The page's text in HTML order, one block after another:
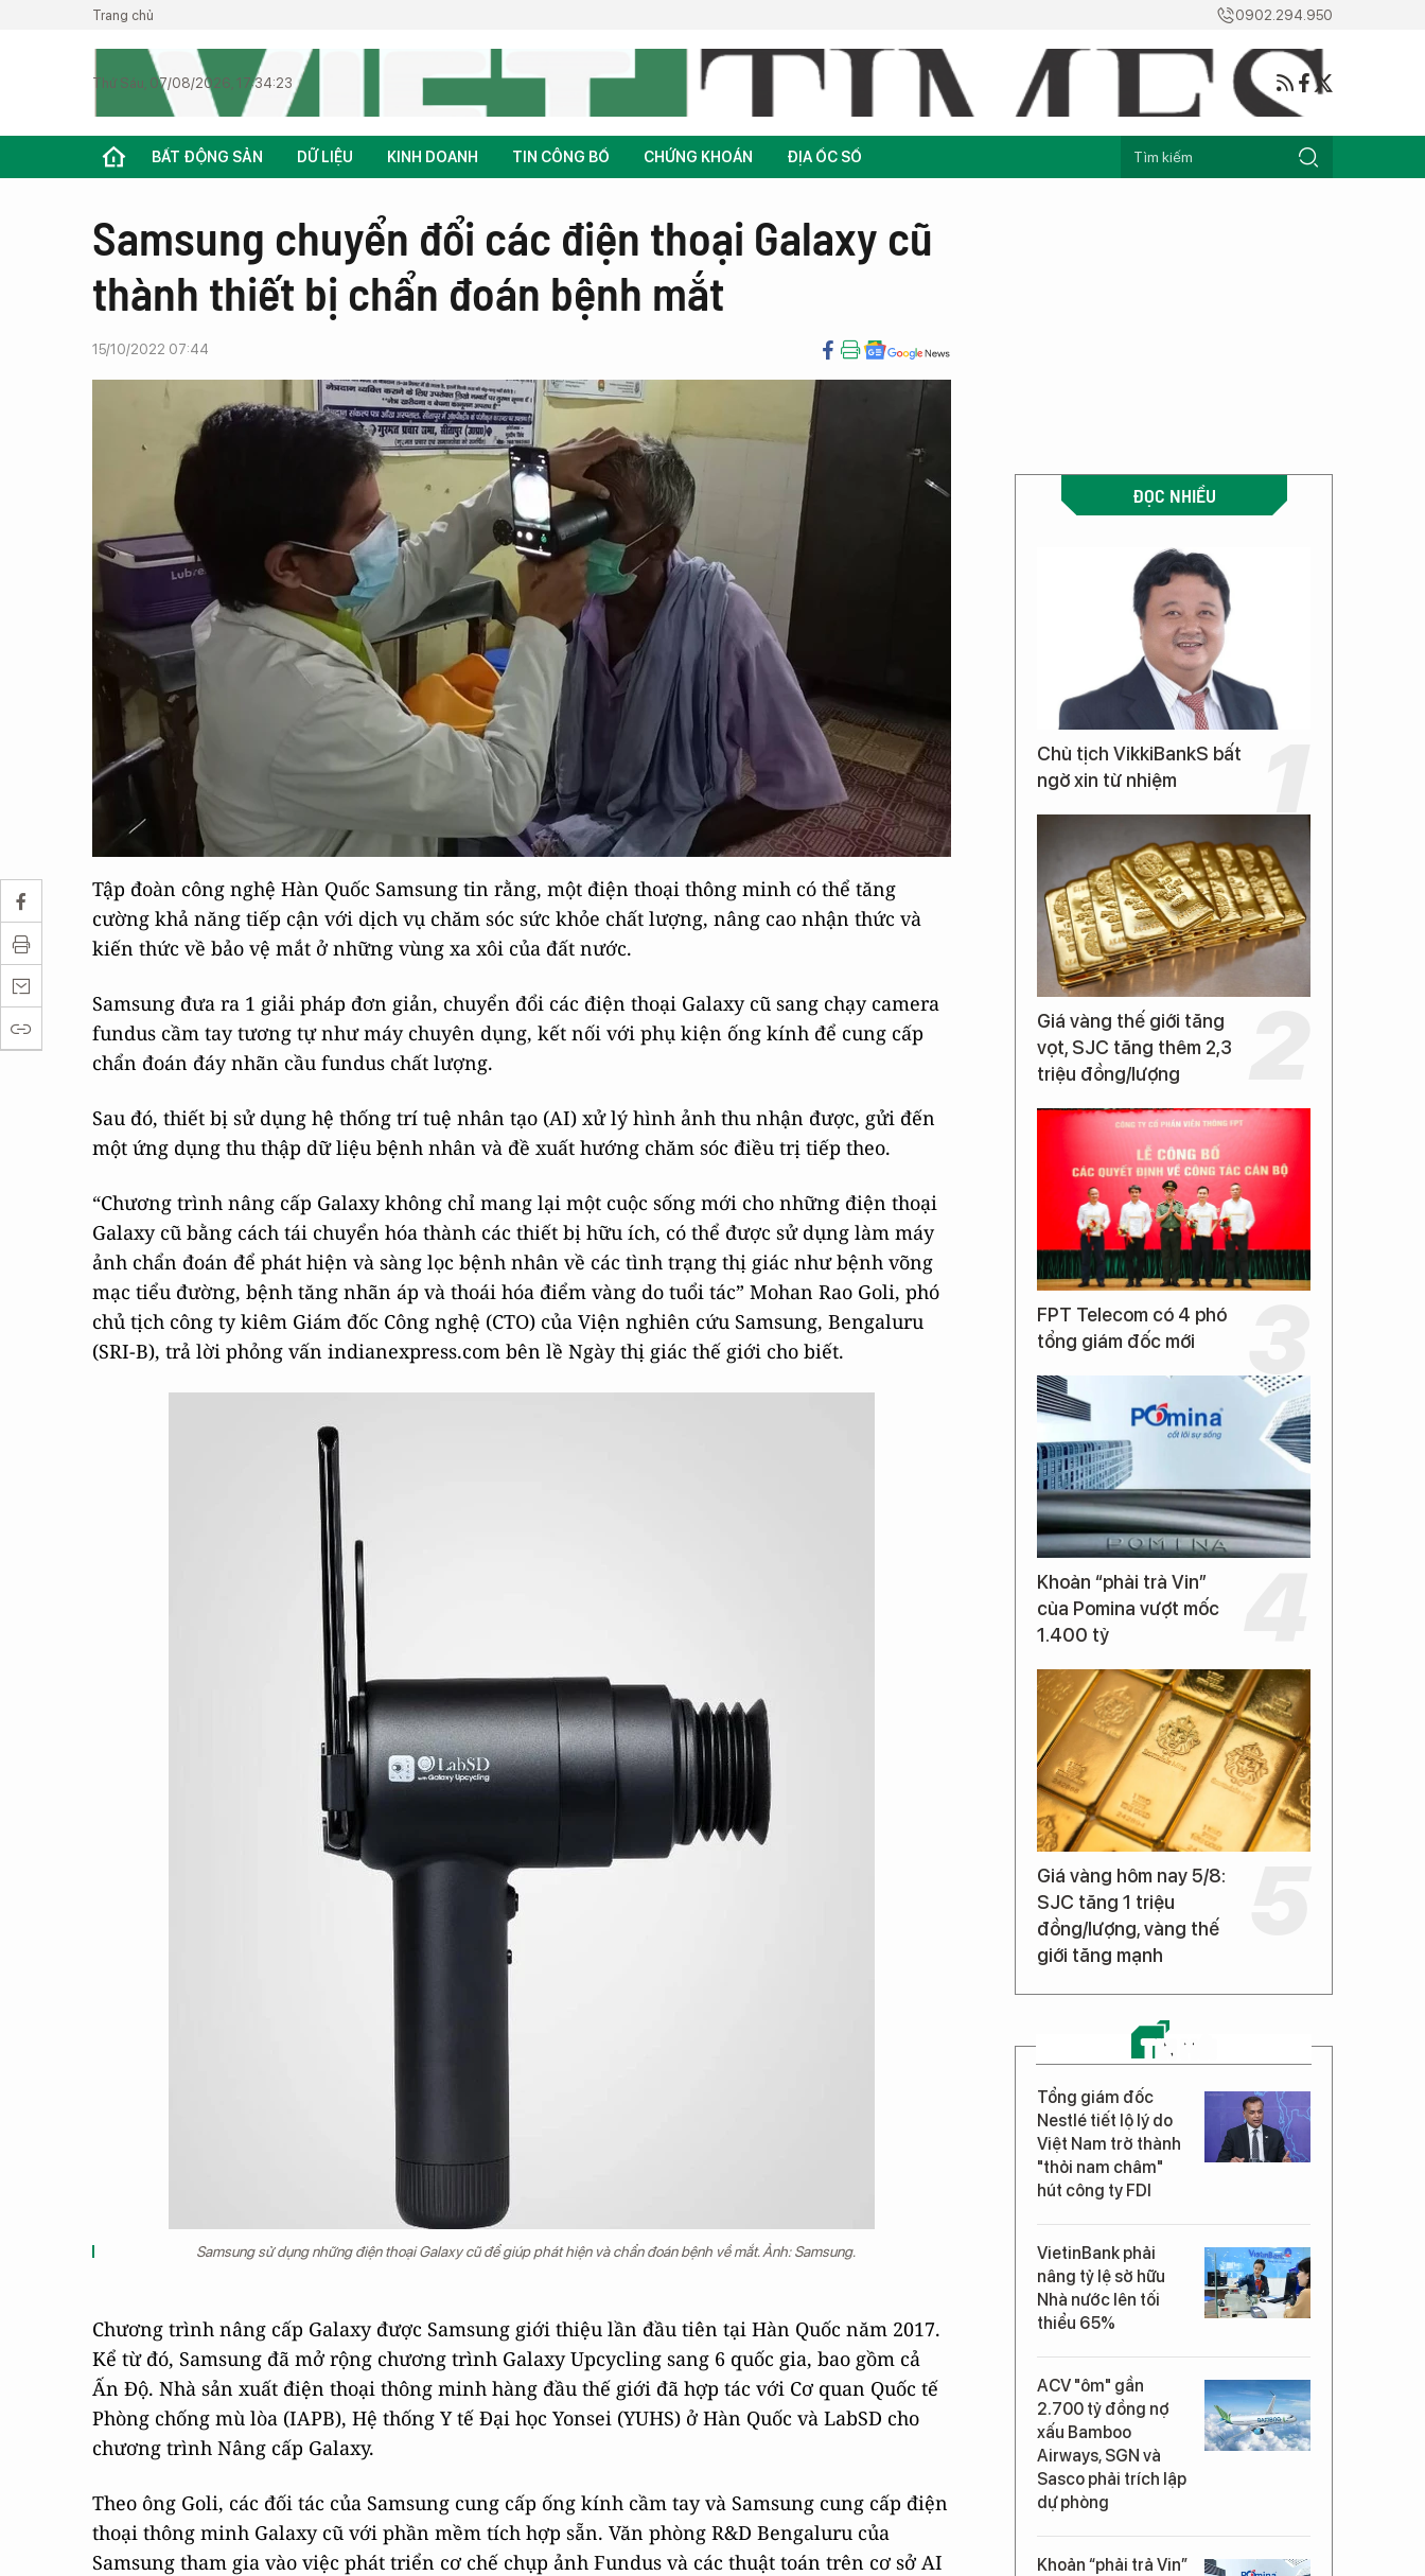
Trang chủ 0902.294.950
Thứ Sáu, 07/08/2026, 17:34:23
BẤT ĐỘNG SẢN DỮ LIỆU KINH DOANH TIN CÔNG BỐ CHỨNG KHOÁN ĐỊA ỐC SỐ
Samsung chuyển đổi các điện thoại Galaxy cũ
thành thiết bị chẩn đoán bệnh mắt
15/10/2022 07:44
Tập đoàn công nghệ Hàn Quốc Samsung tin rằng, một điện thoại thông minh có thể tăng
cường khả năng tiếp cận với dịch vụ chăm sóc sức khỏe chất lượng, nâng cao nhận thức và
kiến thức về bảo vệ mắt ở những vùng xa xôi của đất nước.
Samsung đưa ra 1 giải pháp đơn giản, chuyển đổi các điện thoại Galaxy cũ sang chạy camera
fundus cầm tay tương tự như máy chuyên dụng, kết nối với phụ kiện ống kính để cung cấp
chẩn đoán đáy nhãn cầu fundus chất lượng.
Sau đó, thiết bị sử dụng hệ thống trí tuệ nhân tạo (AI) xử lý hình ảnh thu nhận được, gửi đến
một ứng dụng thu thập dữ liệu bệnh nhân và đề xuất hướng chăm sóc điều trị tiếp theo.
“Chương trình nâng cấp Galaxy không chỉ mang lại một cuộc sống mới cho những điện thoại
Galaxy cũ bằng cách tái chuyển hóa thành các thiết bị hữu ích, có thể được sử dụng làm máy
ảnh chẩn đoán để phát hiện và sàng lọc bệnh nhân về các tình trạng thị giác như bệnh võng
mạc tiểu đường, bệnh tăng nhãn áp và thoái hóa điểm vàng do tuổi tác” Mohan Rao Goli, phó
chủ tịch công ty kiêm Giám đốc Công nghệ (CTO) của Viện nghiên cứu Samsung, Bengaluru
(SRI-B), trả lời phỏng vấn indianexpress.com bên lề Ngày thị giác thế giới cho biết.
Samsung sử dụng những điện thoại Galaxy cũ để giúp phát hiện và chẩn đoán bệnh về mắt. Ảnh: Samsung.
Chương trình nâng cấp Galaxy được Samsung giới thiệu lần đầu tiên tại Hàn Quốc năm 2017.
Kể từ đó, Samsung đã mở rộng chương trình Galaxy Upcycling sang 6 quốc gia, bao gồm cả
Ấn Độ. Nhà sản xuất điện thoại thông minh hàng đầu thế giới đã hợp tác với Cơ quan Quốc tế
Phòng chống mù lòa (IAPB), Hệ thống Y tế Đại học Yonsei (YUHS) ở Hàn Quốc và LabSD cho
chương trình Nâng cấp Galaxy.
Theo ông Goli, các đối tác của Samsung cung cấp ống kính cầm tay và Samsung cung cấp điện
thoại thông minh Galaxy cũ với phần mềm tích hợp sẵn. Văn phòng R&D Bengaluru của
Samsung tham gia vào việc phát triển cơ chế chụp ảnh Fundus và các thuật toán trên cơ sở AI
ĐỌC NHIỀU
Chủ tịch VikkiBankS bất
ngờ xin từ nhiệm
Giá vàng thế giới tăng
vọt, SJC tăng thêm 2,3
triệu đồng/lượng
FPT Telecom có 4 phó
tổng giám đốc mới
Khoản “phải trả Vin”
của Pomina vượt mốc
1.400 tỷ
Giá vàng hôm nay 5/8:
SJC tăng 1 triệu
đồng/lượng, vàng thế
giới tăng mạnh
TIN MỚI
Tổng giám đốc
Nestlé tiết lộ lý do
Việt Nam trở thành
"thỏi nam châm"
hút công ty FDI
VietinBank phải
nâng tỷ lệ sở hữu
Nhà nước lên tối
thiểu 65%
ACV "ôm" gần
2.700 tỷ đồng nợ
xấu Bamboo
Airways, SGN và
Sasco phải trích lập
dự phòng
Khoản “phải trả Vin”